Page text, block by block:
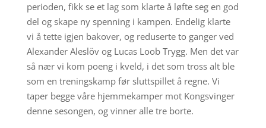
perioden, fikk se et lag som klarte å løfte seg en god
del og skape ny spenning i kampen. Endelig klarte
vi å tette igjen bakover, og reduserte to ganger ved
Alexander Aleslöv og Lucas Loob Trygg. Men det var
så nær vi kom poeng i kveld, i det som tross alt ble
som en treningskamp før sluttspillet å regne. Vi
taper begge våre hjemmekamper mot Kongsvinger
denne sesongen, og vinner alle tre borte.